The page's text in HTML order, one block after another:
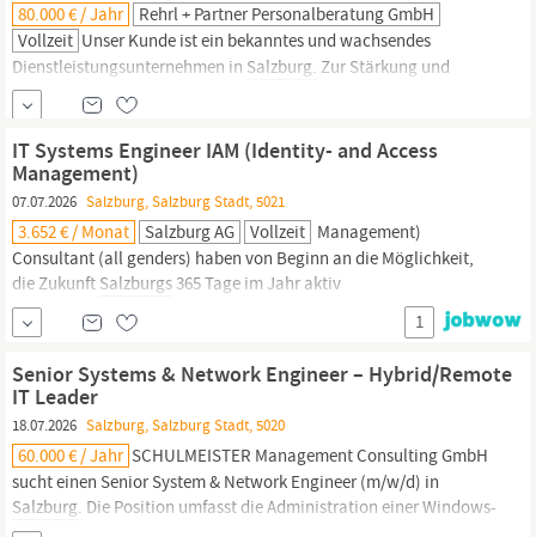
80.000 € / Jahr
Rehrl + Partner Personalberatung GmbH
Vollzeit Unser Kunde ist ein bekanntes und wachsendes
Dienstleistungsunternehmen in Salzburg. Zur Stärkung und
Erweiterung derIT
Position Abteilungsleitung
Abteilung in den Bereichen Infrastruktur & Applikationen
Führung...
IT Systems Engineer IAM (Identity- and Access
Management)
07.07.2026 Salzburg, Salzburg Stadt, 5021
3.652 € / Monat Salzburg AG Vollzeit Management)
Consultant (all genders) haben von Beginn an die Möglichkeit,
die Zukunft Salzburgs365 Tage im Jahr aktiv
mitzugestalten.Aufgabenbereich Verantwortung für Betrieb,
Stabilität und Weiterentwicklung zentraler IAM‑Services in einer
Analyse, Design und
Umsetzung von IAM‑Use‑Cases gemeinsam...
1
Senior Systems & Network Engineer – Hybrid/Remote
IT Leader
18.07.2026 Salzburg, Salzburg Stadt, 5020
60.000 € / Jahr SCHULMEISTER Management Consulting GmbH
sucht einen Senior System & Network Engineer (m/w/d) in
Salzburg. Die Position umfasst die Administration einer Windows-
Server-Landschaft, VMware-